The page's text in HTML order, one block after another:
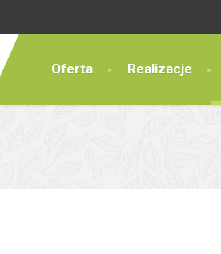
Oferta Realizacje